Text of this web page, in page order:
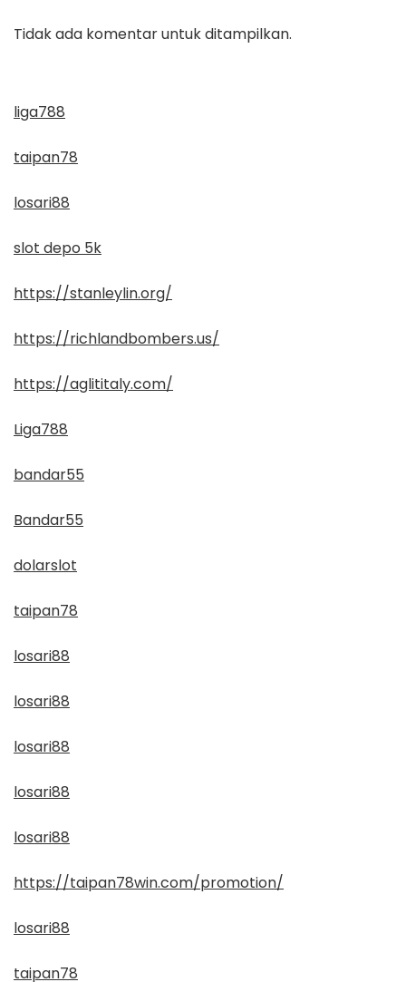
Tidak ada komentar untuk ditampilkan.
liga788
taipan78
losari88
slot depo 5k
https://stanleylin.org/
https://richlandbombers.us/
https://aglititaly.com/
Liga788
bandar55
Bandar55
dolarslot
taipan78
losari88
losari88
losari88
losari88
losari88
https://taipan78win.com/promotion/
losari88
taipan78